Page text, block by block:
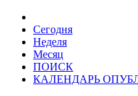
Сегодня
Неделя
Месяц
ПОИСК
КАЛЕНДАРЬ